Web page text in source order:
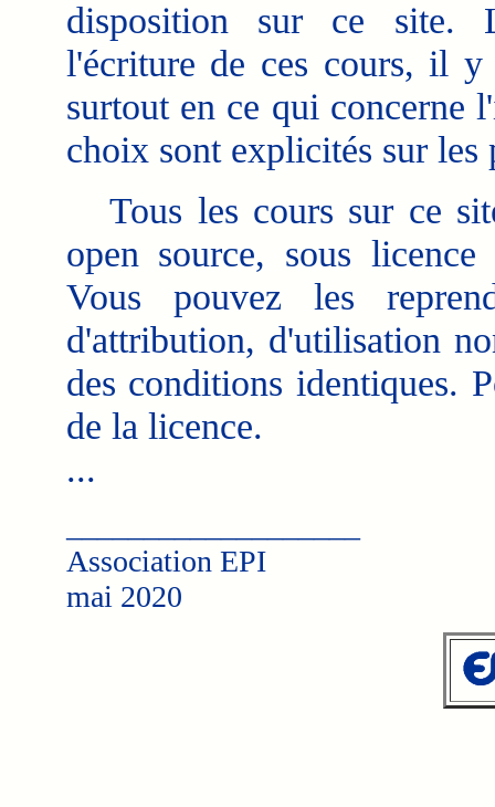
disposition sur ce site.
l'écriture de ces cours, il
surtout en ce qui concerne
choix sont explicités sur les
Tous les cours sur ce
open source, sous
Vous pouvez les
d'attribution, d'utilisation
des conditions identiques.
de la licence.
...
Association EPI
mai 2020